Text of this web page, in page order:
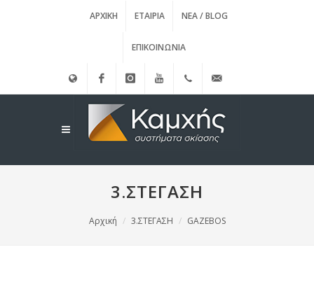
ΑΡΧΙΚΉ ΕΤΑΙΡΊΑ ΝΈΑ / BLOG
ΕΠΙΚΟΙΝΩΝΊΑ
FacebookinstagramYoutube (+30)
210.3455761
info@kamxis.gr
3.ΣΤΕΓΑΣΗ
Αρχική 3.ΣΤΕΓΑΣΗ GAZEBOS